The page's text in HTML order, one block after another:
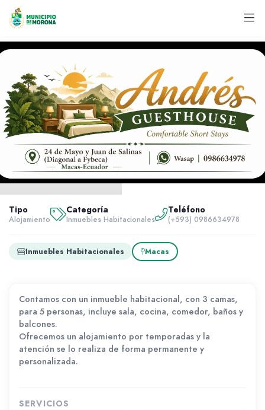
Alojamiento
Tipo
Alojamiento
Categoría
Inmuebles Habitacionales
Teléfono
(+593) 0986634978
Inmuebles Habitacionales Macas
Contamos con un inmueble habitacional, con 3 camas,
para 5 personas, incluye sala, cocina, comedor, baños y
balcones.
Ofrecemos un alojamiento por temporadas y la
atención se lo realiza de forma permanente y
personalizada.
SERVICIOS